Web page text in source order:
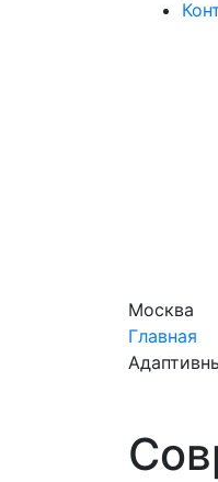
Москва
Главная